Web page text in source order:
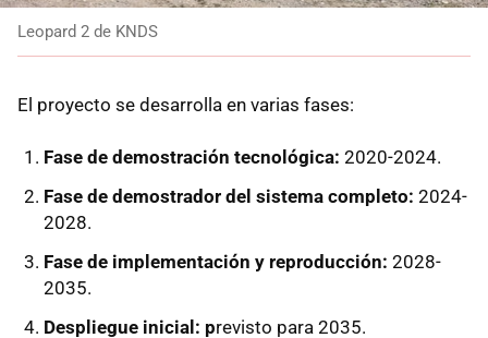
Leopard 2 de KNDS
El proyecto se desarrolla en varias fases:​
Fase de demostración tecnológica: 2020-2024.
Fase de demostrador del sistema completo: 2024-
2028.
Fase de implementación y reproducción: 2028-
2035.
Despliegue inicial: previsto para 2035.